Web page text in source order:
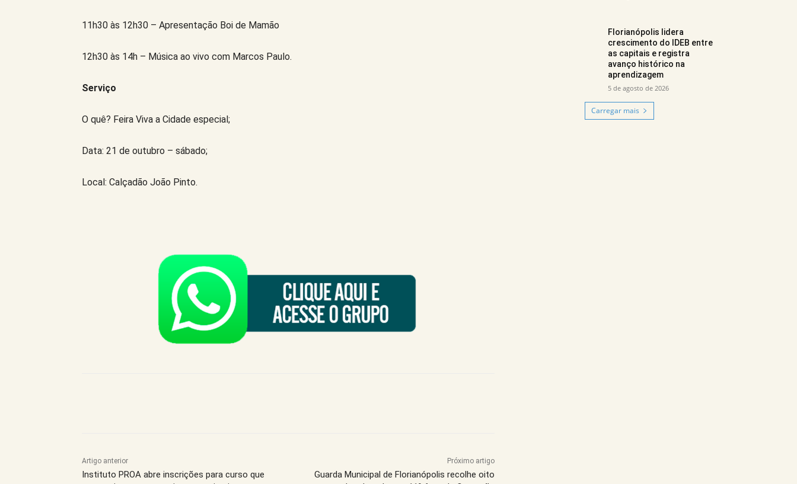
11h30 às 12h30 – Apresentação Boi de Mamão
12h30 às 14h – Música ao vivo com Marcos Paulo.
Serviço
O quê? Feira Viva a Cidade especial;
Data: 21 de outubro – sábado;
Local: Calçadão João Pinto.
Artigo anterior
Instituto PROA abre inscrições para curso que
Próximo artigo
Guarda Municipal de Florianópolis recolhe oito
Florianópolis lidera
crescimento do IDEB entre
as capitais e registra
avanço histórico na
aprendizagem
5 de agosto de 2026
Carregar mais